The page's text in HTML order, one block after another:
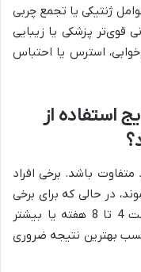
ژنتیکی یا تجمع چربی
قوی‌تر پزشکی یا زیبایی
استرس یا احتباس
استفاده از
باشد. برخی افراد
در حالی که برای برخی
دیگر، مشاهده نتایج محسوس ممکن است 4 تا 8 هفته یا بیشتر
بهترین نتیجه ضروری